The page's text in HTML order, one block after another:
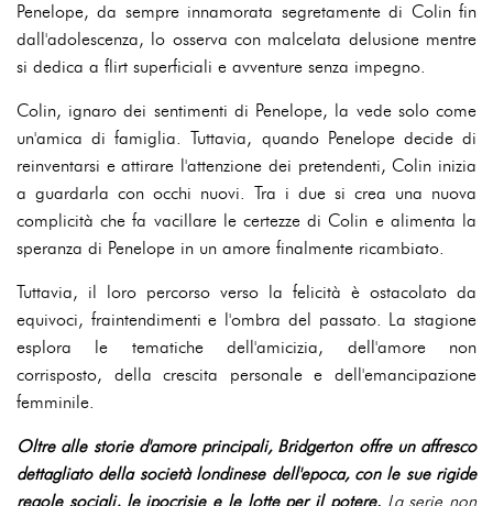
Penelope, da sempre innamorata segretamente di Colin fin
dall'adolescenza, lo osserva con malcelata delusione mentre
si dedica a flirt superficiali e avventure senza impegno.
Colin, ignaro dei sentimenti di Penelope, la vede solo come
un'amica di famiglia. Tuttavia, quando Penelope decide di
reinventarsi e attirare l'attenzione dei pretendenti, Colin inizia
a guardarla con occhi nuovi. Tra i due si crea una nuova
complicità che fa vacillare le certezze di Colin e alimenta la
speranza di Penelope in un amore finalmente ricambiato.
Tuttavia, il loro percorso verso la felicità è ostacolato da
equivoci, fraintendimenti e l'ombra del passato. La stagione
esplora le tematiche dell'amicizia, dell'amore non
corrisposto, della crescita personale e dell'emancipazione
femminile.
Oltre alle storie d'amore principali, Bridgerton offre un affresco
dettagliato della società londinese dell'epoca, con le sue rigide
regole sociali, le ipocrisie e le lotte per il potere.La serie non